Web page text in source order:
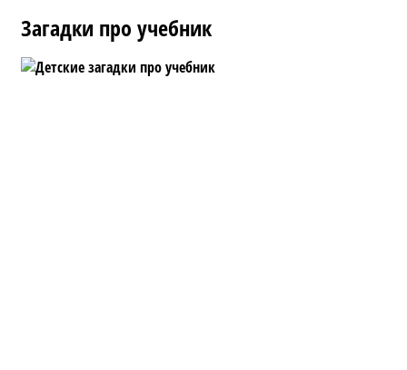
Загадки про учебник